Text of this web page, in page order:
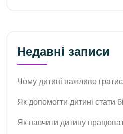
Недавні записи
Чому дитині важливо
Як допомогти дитині стати
Як навчити дитину